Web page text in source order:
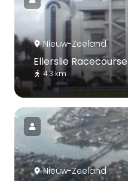
Nieuw-Zeeland
Ellerslie Racecourse
4.3 km
Nieuw-Zeeland